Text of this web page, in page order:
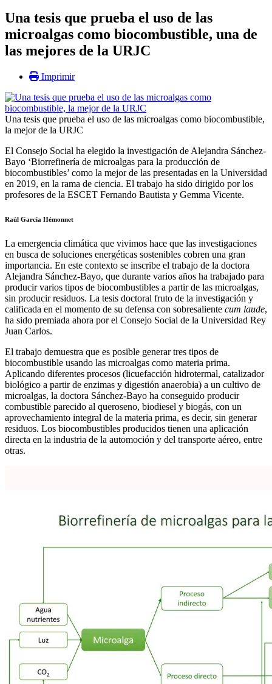
Una tesis que prueba el uso de las
microalgas como biocombustible, una de
las mejores de la URJC
Imprimir
Una tesis que prueba el uso de las microalgas como biocombustible,
la mejor de la URJC
El Consejo Social ha elegido la investigación de Alejandra Sánchez-
Bayo ‘Biorrefinería de microalgas para la producción de
biocombustibles’ como la mejor de las presentadas en la Universidad
en 2019, en la rama de ciencia. El trabajo ha sido dirigido por los
profesores de la ESCET Fernando Bautista y Gemma Vicente.
Raúl García Hémonnet
La emergencia climática que vivimos hace que las investigaciones
en busca de soluciones energéticas sostenibles cobren una gran
importancia. En este contexto se inscribe el trabajo de la doctora
Alejandra Sánchez-Bayo, que durante varios años ha trabajado para
producir varios tipos de biocombustibles a partir de las microalgas,
sin producir residuos. La tesis doctoral fruto de la investigación y
calificada en el momento de su defensa con sobresaliente cum laude,
ha sido premiada ahora por el Consejo Social de la Universidad Rey
Juan Carlos.
El trabajo demuestra que es posible generar tres tipos de
biocombustible usando las microalgas como materia prima.
Aplicando diferentes procesos (licuefacción hidrotermal, catalizador
biológico a partir de enzimas y digestión anaerobia) a un cultivo de
microalgas, la doctora Sánchez-Bayo ha conseguido producir
combustible parecido al queroseno, biodiesel y biogás, con un
aprovechamiento integral de la materia prima, es decir, sin generar
residuos. Los biocombustibles producidos tienen una aplicación
directa en la industria de la automoción y del transporte aéreo, entre
otras.